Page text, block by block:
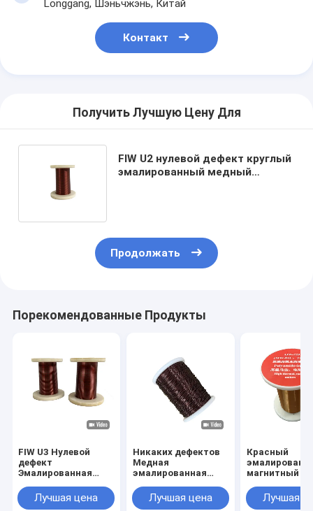
эмалированная круглая медная проволока
Эмалированная медная обмотка
Магнитная проволока эмалированная
эмалированная плоская медная проволока
Высокотемпературный магнитный провод
Longgang, Шэньчжэнь, Китай
Контакт
Получить Лучшую Цену Для
FIW U2 нулевой дефект круглый
эмалированный медный
Продолжать
Порекомендованные Продукты
FIW U3 Нулевой
дефект
Эмалированная
проволока Медная
эмалированная
Лучшая цена
Никаких дефектов
Медная
эмалированная
проволока FIW U1
Толщина изоляции
Лучшая цена
Красный
магнитный
180 Диаметр
мм - 0,71 мм
Лучшая